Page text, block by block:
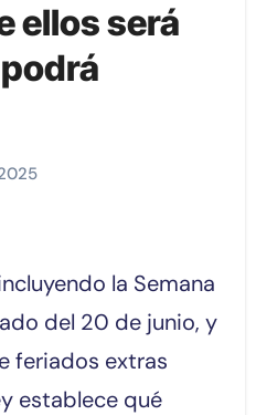
ellos será
del 20 de junio, y
feriados extras
establece qué